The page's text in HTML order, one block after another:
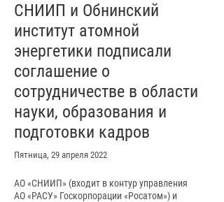
СНИИП и Обнинский
институт атомной
энергетики подписали
соглашение о
сотрудничестве в области
науки, образования и
подготовки кадров
Пятница, 29 апреля 2022
АО «СНИИП» (входит в контур управления
АО «РАСУ» Госкорпорации «Росатом») и